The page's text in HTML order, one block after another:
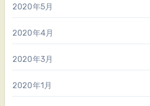
2020年5月
2020年4月
2020年3月
2020年1月